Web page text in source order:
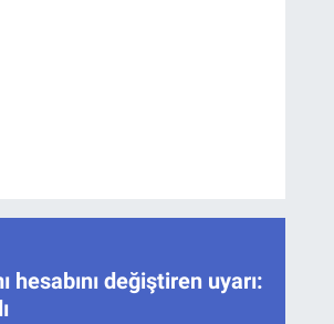
hesabını değiştiren uyarı: